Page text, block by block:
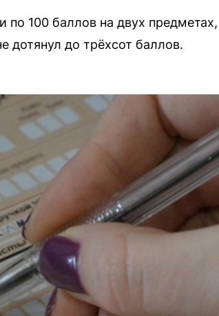
100 баллов на двух предметах,
дотянул до трёхсот баллов.